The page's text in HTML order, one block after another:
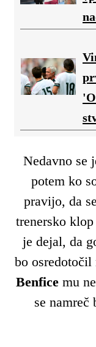
Nedavno se
potem ko
pravijo, da
trenersko klop
je dejal, da
bo
Benfice mu
se namreč